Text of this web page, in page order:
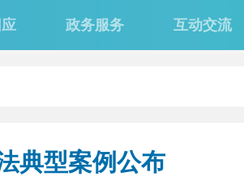
政务服务 互动交流
典型案例公布